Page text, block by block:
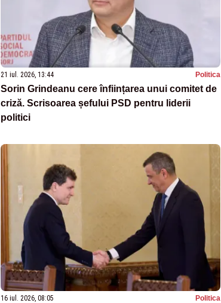
21 iul. 2026, 13:44 Politica
Sorin Grindeanu cere înființarea unui comitet de
criză. Scrisoarea șefului PSD pentru liderii
politici
16 iul. 2026, 08:05 Politica